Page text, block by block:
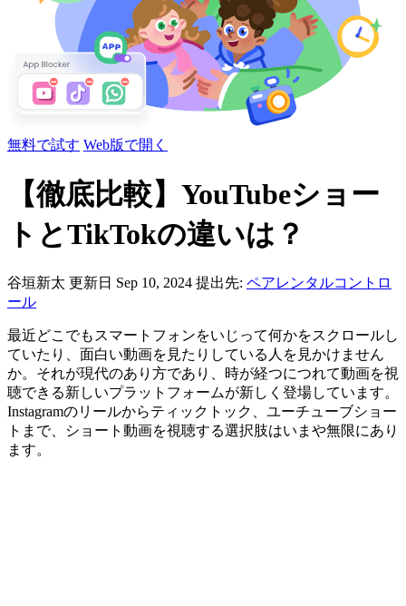
無料で試す Web版で開く
【徹底比較】YouTubeショー
トとTikTokの違いは？
谷垣新太 更新日 Sep 10, 2024 提出先: ペアレンタルコントロ
ール
最近どこでもスマートフォンをいじって何かをスクロールし
ていたり、面白い動画を見たりしている人を見かけません
か。それが現代のあり方であり、時が経つにつれて動画を視
聴できる新しいプラットフォームが新しく登場しています。
Instagramのリールからティックトック、ユーチューブショー
トまで、ショート動画を視聴する選択肢はいまや無限にあり
ます。